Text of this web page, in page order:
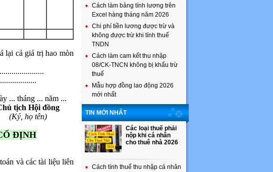
lại cả giá trị hao mòn
... tháng ... năm ...
tịch Hội đồng
(Ký, họ tên)
ĐỊNH
và các tài liệu liên
Cách làm bảng tính lương trên
Excel hàng tháng năm 2026
Chi phí tiền lương được trừ và
không được trừ khi tính thuế
TNDN
Cách làm cam kết thu nhập
08/CK-TNCN không bị khấu trừ
thuế
Mẫu hợp đồng lao động 2026
mới nhất
TIN MỚI NHẤT
Các loại thuế phải
nộp khi cá nhân
cho thuê nhà 2026
Cách tính thuế thu nhập cá nhân